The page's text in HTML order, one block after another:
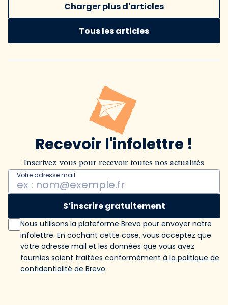
Charger plus d'articles
Tous les articles
Recevoir l'infolettre !
Inscrivez-vous pour recevoir toutes nos actualités
Votre adresse mail
S’inscrire gratuitement
Nous utilisons la plateforme Brevo pour envoyer notre
infolettre. En cochant cette case, vous acceptez que
votre adresse mail et les données que vous avez
fournies soient traitées conformément à la politique de
confidentialité de Brevo.